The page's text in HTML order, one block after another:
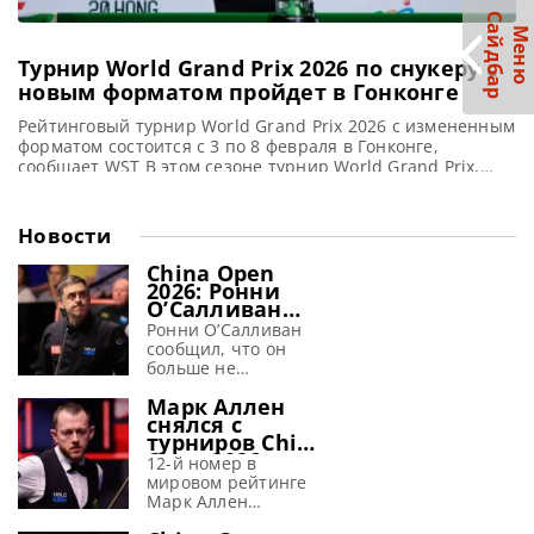
Турнир World Grand Prix 2026 по снукеру с
новым форматом пройдет в Гонконге
Рейтинговый турнир World Grand Prix 2026 с измененным
форматом состоится с 3 по 8 февраля в Гонконге,
сообщает WST В этом сезоне турнир World Grand Prix,
первых двух раундах. С момента первого проведения
этого турнира
Новости
China Open
2026: Ронни
О’Салливан
заявил, что
перед
крупным
турниром
«страх исчез»
Ронни О’Салливан
сообщил, что он
больше не
перед предстоящим
крупным турниром
China Open 2026,
сообщает metrouk
На протяжении
более трех
Марк Аллен
снялся с
турниров China
Open 2026 и
Wuhan Open
2026
12-й номер в
мировом рейтинге
Марк Аллен
М
е
н
ю
Са
й
д
б
а
р